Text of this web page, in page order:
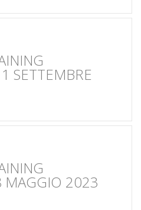
SETTEMBRE
MAGGIO 2023